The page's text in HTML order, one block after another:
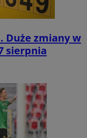
Duże zmiany w
sierpnia